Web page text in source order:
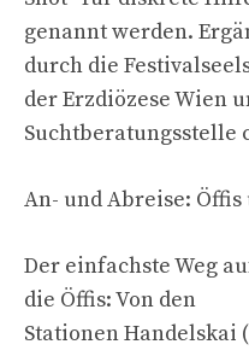
genannt werden.
durch die
der Erzdiözese Wien
Suchtberatungsstelle
An- und Abreise:
Der einfachste Weg
die Öffis: Von den
Stationen Handelskai